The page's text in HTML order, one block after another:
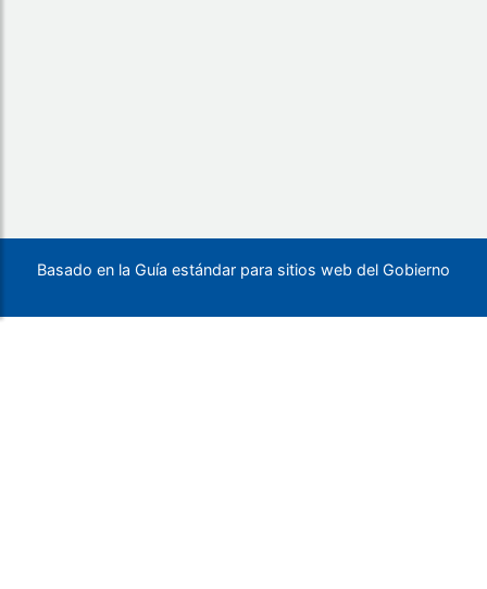
Basado en la Guía estándar para sitios web del Gobierno